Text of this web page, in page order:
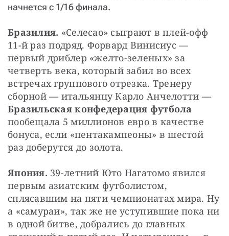
начнется с 1/16 финала.
Бразилия. «Селесао» сыграют в плей-офф
11-й раз подряд. Форвард Винисиус —
первый дриблер «желто-зеленых» за
четверть века, который забил во всех
встречах группового отрезка. Тренеру
пообещала 5 миллионов евро в качестве
бонуса, если «пентакампеоны» в шестой
раз доберутся до золота.
Япония. 39-летний Юто Нагатомо явился
первым азиатским футболистом,
сплясавшим на пяти чемпионатах мира. Ну
а «самураи», так же не уступившие пока ни
в одной битве, добрались до главных